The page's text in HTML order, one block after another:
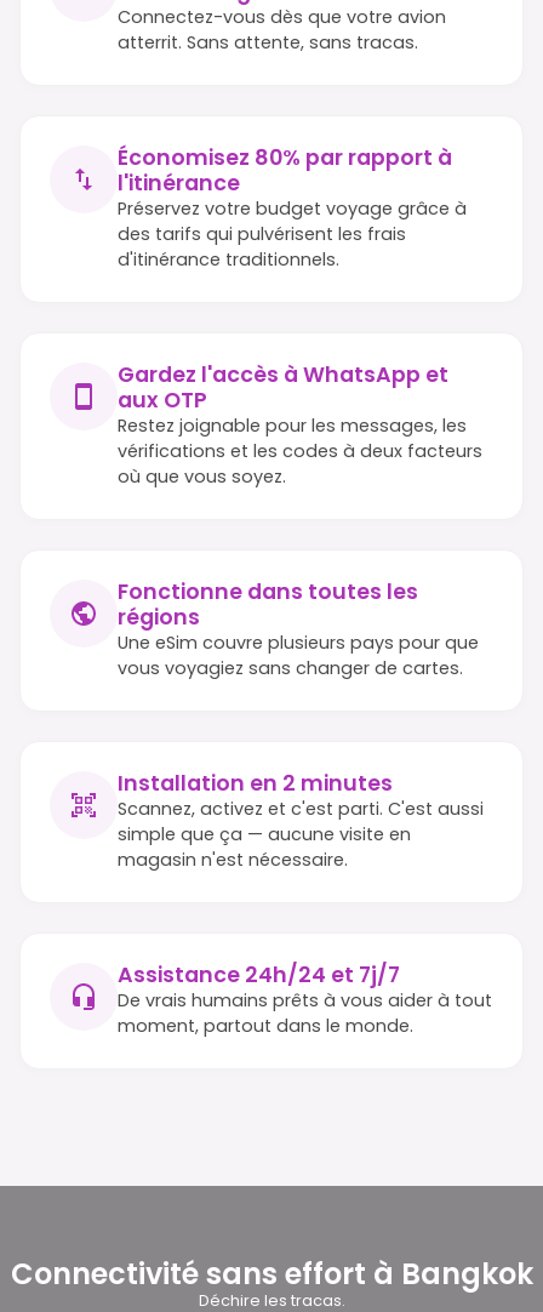
Connectez-vous dès que votre avion
atterrit. Sans attente, sans tracas.
Économisez 80% par rapport à
l'itinérance
Préservez votre budget voyage grâce à
des tarifs qui pulvérisent les frais
d'itinérance traditionnels.
Gardez l'accès à WhatsApp et
aux OTP
Restez joignable pour les messages, les
vérifications et les codes à deux facteurs
où que vous soyez.
Fonctionne dans toutes les
régions
Une eSim couvre plusieurs pays pour que
vous voyagiez sans changer de cartes.
Installation en 2 minutes
Scannez, activez et c'est parti. C'est aussi
simple que ça — aucune visite en
magasin n'est nécessaire.
Assistance 24h/24 et 7j/7
De vrais humains prêts à vous aider à tout
moment, partout dans le monde.
Connectivité sans effort à Bangkok
Déchire les tracas.